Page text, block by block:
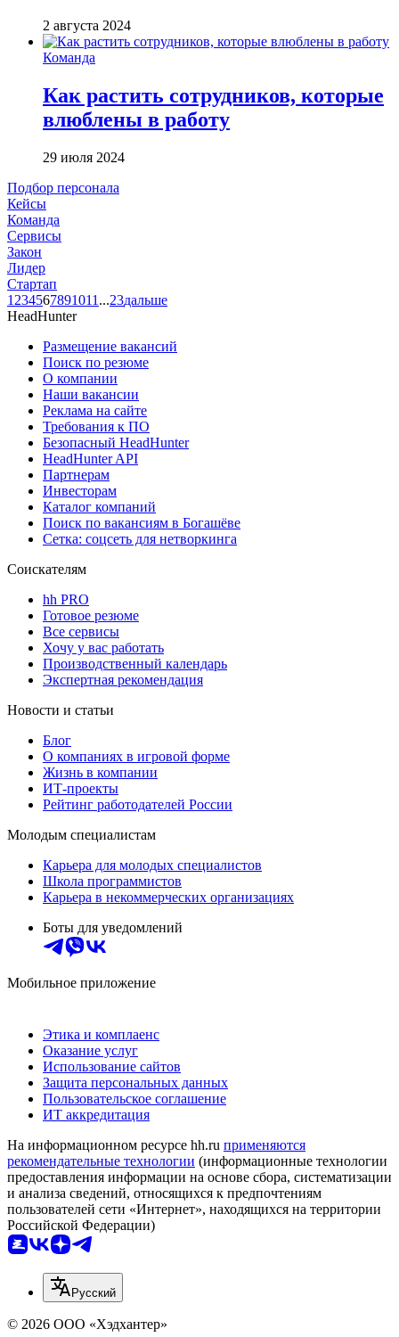
2 августа 2024
Команда
Как растить сотрудников, которые
влюблены в работу
29 июля 2024
Подбор персонала
Кейсы
Команда
Сервисы
Закон
Лидер
Стартап
1 234567891011 ...23дальше
HeadHunter
Размещение вакансий
Поиск по резюме
О компании
Наши вакансии
Реклама на сайте
Требования к ПО
Безопасный HeadHunter
HeadHunter API
Партнерам
Инвесторам
Каталог компаний
Поиск по вакансиям в Богашёве
Сетка: соцсеть для нетворкинга
Соискателям
hh PRO
Готовое резюме
Все сервисы
Хочу у вас работать
Производственный календарь
Экспертная рекомендация
Новости и статьи
Блог
О компаниях в игровой форме
Жизнь в компании
ИТ-проекты
Рейтинг работодателей России
Молодым специалистам
Карьера для молодых специалистов
Школа программистов
Карьера в некоммерческих организациях
Боты для уведомлений
Мобильное приложение
Этика и комплаенс
Оказание услуг
Использование сайтов
Защита персональных данных
Пользовательское соглашение
ИТ аккредитация
На информационном ресурсе hh.ru применяются
рекомендательные технологии (информационные технологии
предоставления информации на основе сбора, систематизации
и анализа сведений, относящихся к предпочтениям
пользователей сети «Интернет», находящихся на территории
Российской Федерации)
Русский
© 2026 ООО «Хэдхантер»